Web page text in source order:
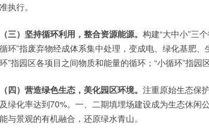
准执行。
（三）坚持循环利用，整合资源能源。 构建“大中小”三
循环”指废弃物经成体系集中处理，变成电、绿化基肥
环”指园区各项目之间物质和能量的循环；“小循环”指园
（四）营造绿色生态，美化园区环境。 注重原始生态保
及绿化率达到70%。一、二期填埋场建设成为生态休闲
能与景观的有机融合，还原绿水青山。